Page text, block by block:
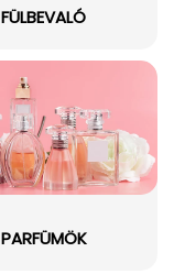
FÜLBEVALÓ
PARFÜMÖK